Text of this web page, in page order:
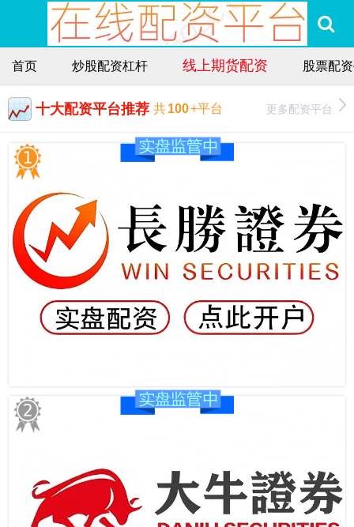
首页 炒股配资杠杆 线上期货配资 股票配
十大配资平台推荐 共100+平台 更多配资平台